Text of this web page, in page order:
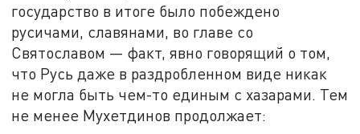
государство в итоге было побеждено
русичами, славянами, во главе со
Святославом — факт, явно говорящий о том,
что Русь даже в раздробленном виде никак
не могла быть чем-то единым с хазарами. Тем
не менее Мухетдинов продолжает: